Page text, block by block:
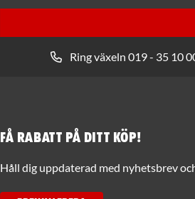
Ring växeln 019 - 35 10
Få rabatt på ditt köp!
Håll dig uppdaterad med nyhetsbrev